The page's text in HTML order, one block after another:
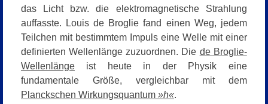
das Licht bzw. die elektromagnetische Strahlung
auffasste. Louis de Broglie fand einen Weg, jedem
Teilchen mit bestimmtem Impuls eine Welle mit einer
definierten Wellenlänge zuzuordnen. Die de Broglie-
Wellenlänge ist heute in der Physik eine
fundamentale Größe, vergleichbar mit dem
Planckschen Wirkungsquantum »h«.